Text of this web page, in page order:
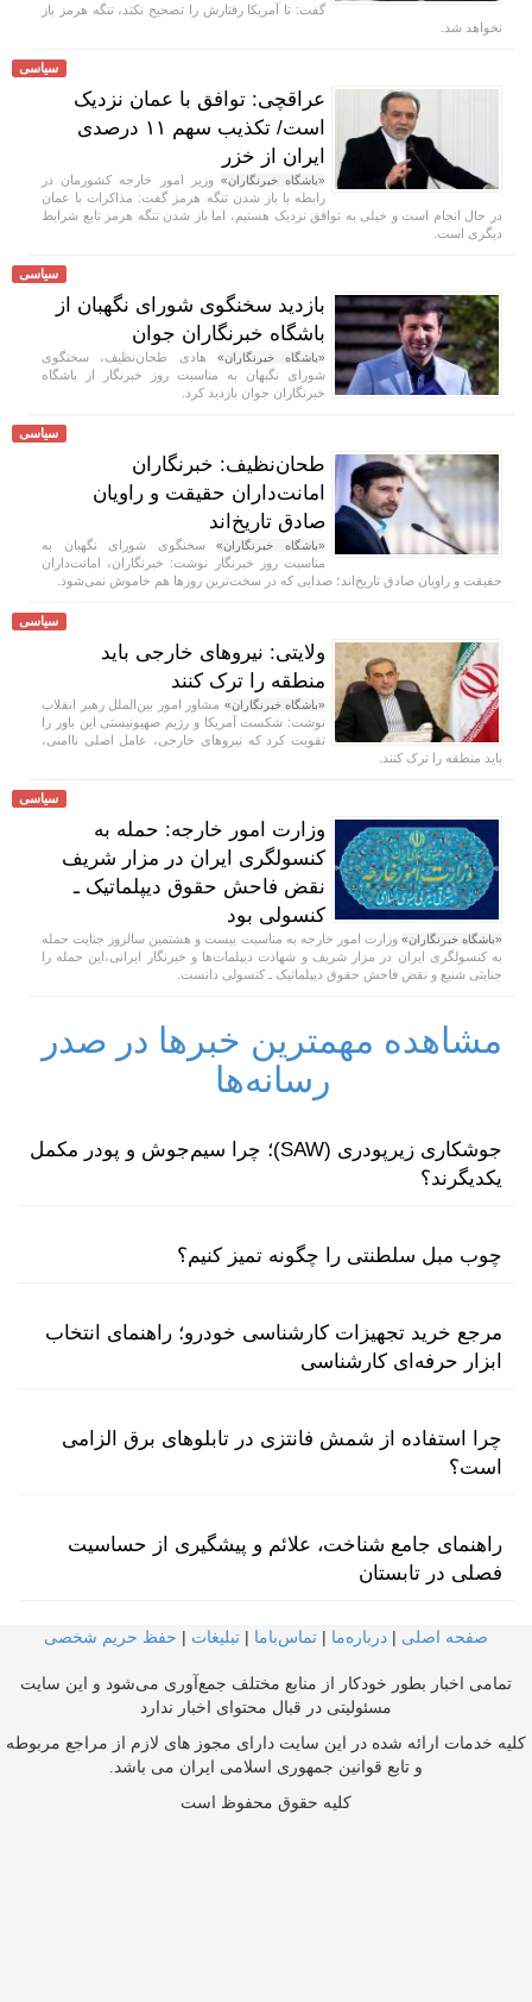
گفت: تا آمریکا رفتارش را تصحیح نکند، تنگه هرمز باز
نخواهد شد.
سیاسی
عراقچی: توافق با عمان نزدیک
است/ تکذیب سهم ۱۱ درصدی
ایران از خزر
«باشگاه خبرنگاران» وزیر امور خارجه کشورمان در
رابطه با باز شدن تنگه هرمز گفت: مذاکرات با عمان
در حال انجام است و خیلی به توافق نزدیک هستیم، اما باز شدن تنگه هرمز تابع شرایط
دیگری است.
سیاسی
بازدید سخنگوی شورای نگهبان از
باشگاه خبرنگاران جوان
«باشگاه خبرنگاران» هادی طحان‌نظیف، سخنگوی
شورای نگبهان به مناسبت روز خبرنگار از باشگاه
خبرنگاران جوان بازدید کرد.
سیاسی
طحان‌نظیف: خبرنگاران
امانت‌داران حقیقت و راویان
صادق تاریخ‌اند
«باشگاه خبرنگاران»سخنگوی شورای نگهبان به
مناسبت روز خبرنگار نوشت: خبرنگاران، امانت‌داران
حقیقت و راویان صادق تاریخ‌اند؛ صدایی که در سخت‌ترین روزها هم خاموش نمی‌شود.
سیاسی
ولایتی: نیروهای خارجی باید
منطقه را ترک کنند
«باشگاه خبرنگاران» مشاور امور بین‌الملل رهبر انقلاب
نوشت: شکست آمریکا و رژیم صهیونیستی این باور را
تقویت کرد که نیروهای خارجی، عامل اصلی ناامنی،
باید منطقه را ترک کنند.
سیاسی
وزارت امور خارجه: حمله به
کنسولگری ایران در مزار شریف
نقض فاحش حقوق دیپلماتیک ـ
کنسولی بود
«باشگاه خبرنگاران» وزارت امور خارجه به مناسبت بیست و هشتمین سالروز جنایت حمله
به کنسولگری ایران در مزار شریف و شهادت دیپلمات‌ها و خبرنگار ایرانی،این حمله را
جنایتی شنیع و نقض فاحش حقوق دیپلماتیک ـ کنسولی دانست.
مشاهده مهمترین خبرها در صدر
رسانه‌ها
جوشکاری زیرپودری (SAW)؛ چرا سیم‌جوش و پودر مکمل
یکدیگرند؟
چوب مبل سلطنتی را چگونه تمیز کنیم؟
مرجع خرید تجهیزات کارشناسی خودرو؛ راهنمای انتخاب
ابزار حرفه‌ای کارشناسی
چرا استفاده از شمش فانتزی در تابلوهای برق الزامی
است؟
راهنمای جامع شناخت، علائم و پیشگیری از حساسیت
فصلی در تابستان
صفحه اصلی | درباره‌ما | تماس‌با‌ما | تبلیغات | حفظ حریم شخصی
تمامی اخبار بطور خودکار از منابع مختلف جمع‌آوری می‌شود و این سایت
مسئولیتی در قبال محتوای اخبار ندارد
کلیه خدمات ارائه شده در این سایت دارای مجوز های لازم از مراجع مربوطه
و تابع قوانین جمهوری اسلامی ایران می باشد.
کلیه حقوق محفوظ است